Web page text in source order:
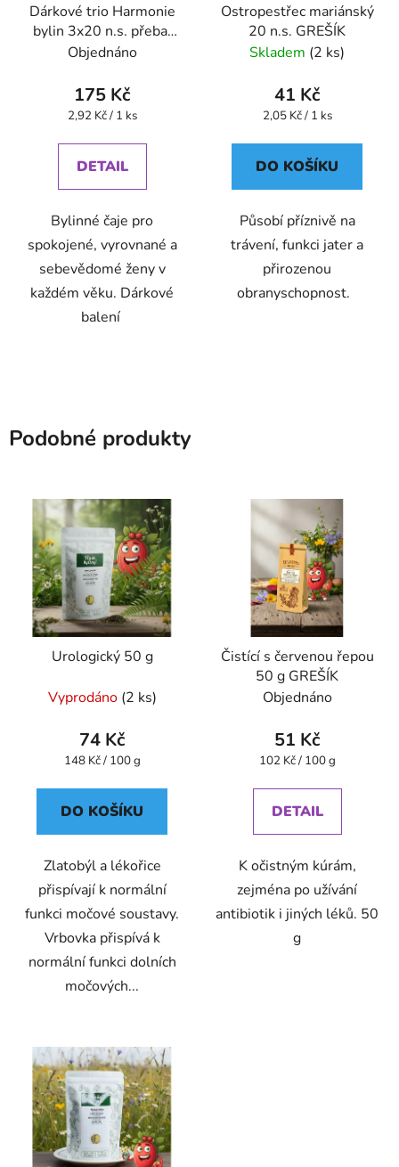
Dárkové trio Harmonie
bylin 3x20 n.s. přebal
GREŠÍK
Objednáno
175 Kč
Měrná
2,92 Kč / 1 ks
DETAIL
Bylinné čaje pro
spokojené, vyrovnané a
sebevědomé ženy v
každém věku. Dárkové
balení
Ostropestřec mariánský
20 n.s. GREŠÍK
Skladem (2 ks)
41 Kč
Měrná
2,05 Kč / 1 ks
DO KOŠÍKU
Působí příznivě na
trávení, funkci jater a
přirozenou
obranyschopnost.
Podobné produkty
Urologický 50 g
Vyprodáno (2 ks)
74 Kč
Měrná
148 Kč / 100 g
DO KOŠÍKU
Zlatobýl a lékořice
přispívají k normální
funkci močové soustavy.
Vrbovka přispívá k
normální funkci dolních
močových...
Čistící s červenou řepou
50 g GREŠÍK
Objednáno
51 Kč
Měrná
102 Kč / 100 g
DETAIL
K očistným kúrám,
zejména po užívání
antibiotik i jiných léků. 50
g